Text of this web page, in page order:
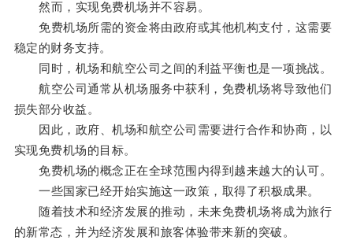
然而，实现免费机场并不容易。
免费机场所需的资金将由政府或其他机构支付，这需要
稳定的财务支持。
同时，机场和航空公司之间的利益平衡也是一项挑战。
航空公司通常从机场服务中获利，免费机场将导致他们
损失部分收益。
因此，政府、机场和航空公司需要进行合作和协商，以
实现免费机场的目标。
免费机场的概念正在全球范围内得到越来越大的认可。
一些国家已经开始实施这一政策，取得了积极成果。
随着技术和经济发展的推动，未来免费机场将成为旅行
的新常态，并为经济发展和旅客体验带来新的突破。